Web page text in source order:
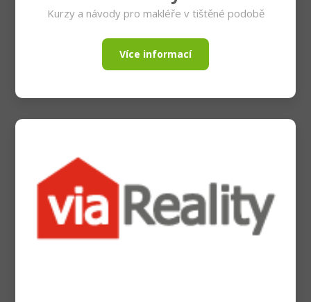
Kurzy a návody pro makléře v tištěné podobě
Více informací